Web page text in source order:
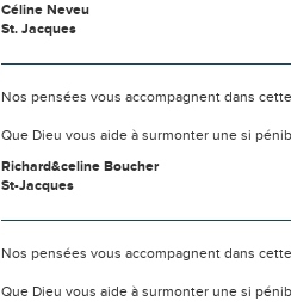
Céline Neveu
St. Jacques
Nos pensées vous accompagnent dans
Que Dieu vous aide à surmonter une si
Richard&celine Boucher
St-Jacques
Nos pensées vous accompagnent dans
Que Dieu vous aide à surmonter une si